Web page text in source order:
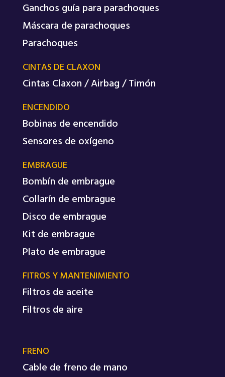
Ganchos guía para parachoques
Máscara de parachoques
Parachoques
CINTAS DE CLAXON
Cintas Claxon / Airbag / Timón
ENCENDIDO
Bobinas de encendido
Sensores de oxígeno
EMBRAGUE
Bombín de embrague
Collarín de embrague
Disco de embrague
Kit de embrague
Plato de embrague
FITROS Y MANTENIMIENTO
Filtros de aceite
Filtros de aire
FRENO
Cable de freno de mano